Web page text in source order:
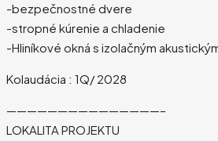
-bezpečnostné dvere
-stropné kúrenie a chladenie
-Hliníkové okná s izolačným
Kolaudácia : 1Q/ 2028
———————————————–
LOKALITA PROJEKTU